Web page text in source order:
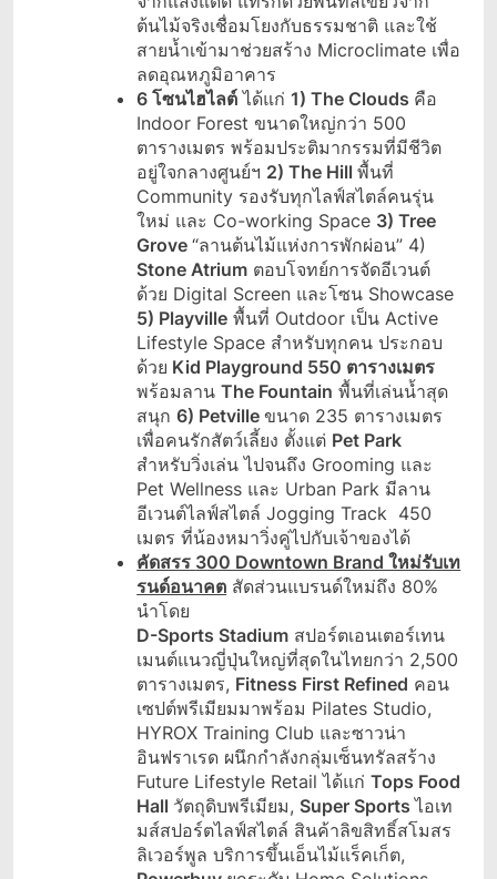
ต้นไม้จริงเชื่อมโยงกับธรรมชาติ และใช้
สายน้ำเข้ามาช่วยสร้าง Microclimate เพื่อ
ลดอุณหภูมิอาคาร
6 โซนไฮไลต์ ได้แก่1) The Clouds คือ
Indoor Forest ขนาดใหญ่กว่า 500
ตารางเมตร พร้อมประติมากรรมที่มีชีวิต
อยู่ใจกลางศูนย์ฯ 2) The Hillพื้นที่
Community รองรับทุกไลฟ์สไตล์คนรุ่น
ใหม่ และ Co-working​ Space​ 3) Tree
Grove“ลานต้นไม้แห่งการพักผ่อน” 4)
Stone Atrium ตอบโจทย์การจัดอีเวนต์
ด้วย Digital Screen และโซน Showcase
5) Playville พื้นที่ Outdoor เป็น Active
Lifestyle Space สำหรับทุกคน ประกอบ
ด้วย Kid Playground 550 ตารางเมตร
พร้อมลานThe Fountain พื้นที่เล่นน้ำสุด
สนุก6) Petvilleขนาด 235 ตารางเมตร
เพื่อคนรักสัตว์เลี้ยง ตั้งแต่ Pet Park
สำหรับวิ่งเล่น ไปจนถึง Grooming และ
Pet Wellness และ Urban Park มีลาน
อีเวนต์ไลฟ์สไตล์ Jogging Track 450
เมตร ที่น้องหมาวิ่งคู่ไปกับเจ้าของได้
คัดสรร 300 Downtown Brand ใหม่รับเท
รนด์อนาคต สัดส่วนแบรนด์ใหม่ถึง 80%
นำโดย
D-Sports Stadium สปอร์ตเอนเตอร์เทน
เมนต์แนวญี่ปุ่นใหญ่ที่สุดในไทยกว่า 2,500
ตารางเมตร, Fitness First Refined คอน
เซปต์พรีเมียมมาพร้อม Pilates Studio,
HYROX Training Club และซาวน่า
อินฟราเรด ผนึกกำลังกลุ่มเซ็นทรัลสร้าง
Future Lifestyle Retail ได้แก่Tops Food
Hall วัตถุดิบพรีเมียม, Super Sportsไอเท
มส์สปอร์ตไลฟ์สไตล์ สินค้าลิขสิทธิ์สโมสร
ลิเวอร์พูล บริการขึ้นเอ็นไม้แร็คเก็ต,